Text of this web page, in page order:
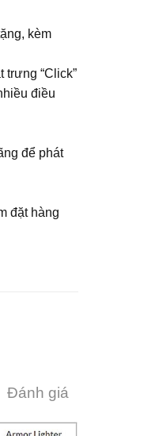
kèm
“Click”
điều
để phát
đặt hàng
Đánh giá